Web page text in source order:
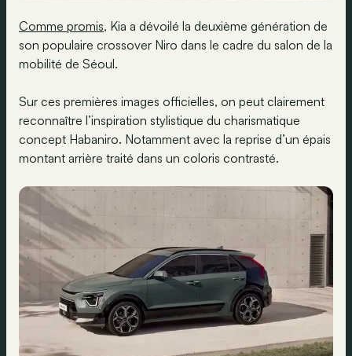
Comme promis, Kia a dévoilé la deuxième génération de
son populaire crossover Niro dans le cadre du salon de la
mobilité de Séoul.
Sur ces premières images officielles, on peut clairement
reconnaître l’inspiration stylistique du charismatique
concept Habaniro. Notamment avec la reprise d’un épais
montant arrière traité dans un coloris contrasté.